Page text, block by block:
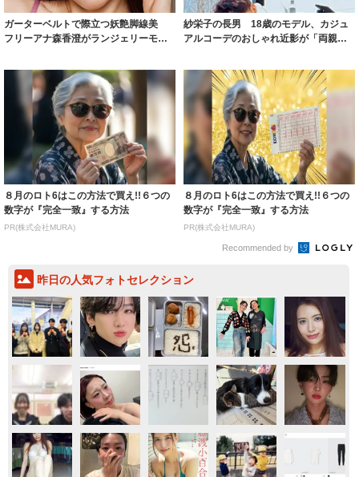
ガーターベルトで際立つ妖艶脚線美
フリーアナ森香澄がランジェリーモデ
紗栄子の長男 18歳のモデル、カジュ
アルコーデのおしゃれ近影が「両親の
８月のロト6はこの方法で買え!!６つの
数字が『完全一致』する方法
PR(株式会社MURA)
８月のロト6はこの方法で買え!!６つの
数字が『完全一致』する方法
PR(株式会社MURA)
Recommended by
昨日の人気フォトセレクション